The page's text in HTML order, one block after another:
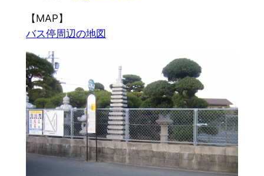
【MAP】
バス停周辺の地図